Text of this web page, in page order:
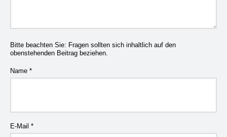
Bitte beachten Sie: Fragen sollten sich inhaltlich auf den
obenstehenden Beitrag beziehen.
Name *
E-Mail *